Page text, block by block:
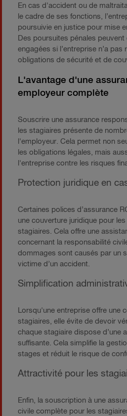
En cas d'accident ou de
le cadre de ses fonctions,
poursuivie en justice pour mise
Des poursuites pénales peuvent
engagées si l’entreprise n’a pas
obligations de sécurité et de
L'avantage d'une
employeur complète
Souscrire une assurance
les stagiaires présente de
l'employeur. Cela permet non
les obligations légales, mais
l'entreprise contre les risques
Protection juridique en
Certaines polices d’assurance
une couverture juridique pour
stagiaires. Cela offre une
concernant la responsabilité
dommages sont causés par un
victime d’un accident.
Simplification
Lorsqu'une entreprise offre une
stagiaires, elle évite de devoir
chaque stagiaire dispose d’une
suffisante. Cela simplifie la
stages et réduit le risque de
Attractivité pour les
Enfin, la souscription à une
civile complète pour les